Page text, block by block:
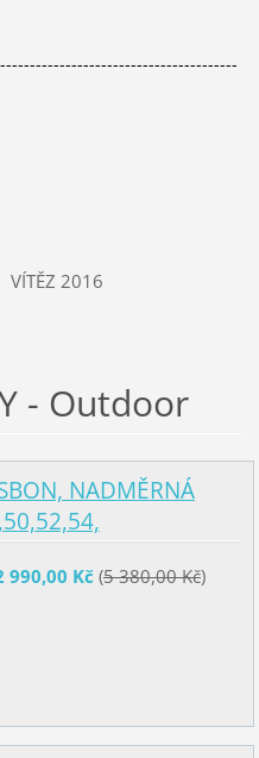
- Outdoor
NADMĚRNÁ
990,00 Kč(5 380,00 Kč)